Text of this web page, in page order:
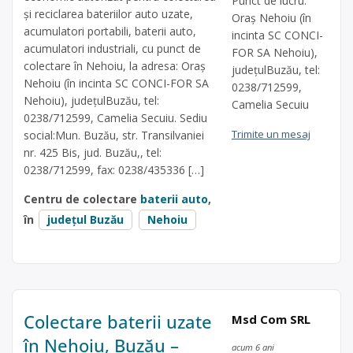
și reciclarea bateriilor auto uzate,
acumulatori portabili, baterii auto,
acumulatori industriali, cu punct de
colectare în Nehoiu, la adresa: Oraș
Nehoiu (în incinta SC CONCI-FOR SA
Nehoiu), județulBuzău, tel:
0238/712599, Camelia Secuiu. Sediu
social:Mun. Buzău, str. Transilvaniei
nr. 425 Bis, jud. Buzău,, tel:
0238/712599, fax: 0238/435336 […]
Centru de colectare baterii auto,
în
județul Buzău Nehoiu
Oraș Nehoiu (în
incinta SC CONCI-
FOR SA Nehoiu),
județulBuzău, tel:
0238/712599,
Camelia Secuiu
Trimite un mesaj
Colectare baterii uzate
în Nehoiu, Buzău –
Msd Com SRL
acum 6 ani